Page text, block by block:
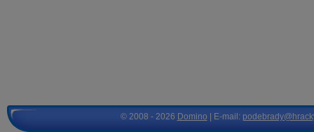
© 2008 - 2026 Domino | E-mail: